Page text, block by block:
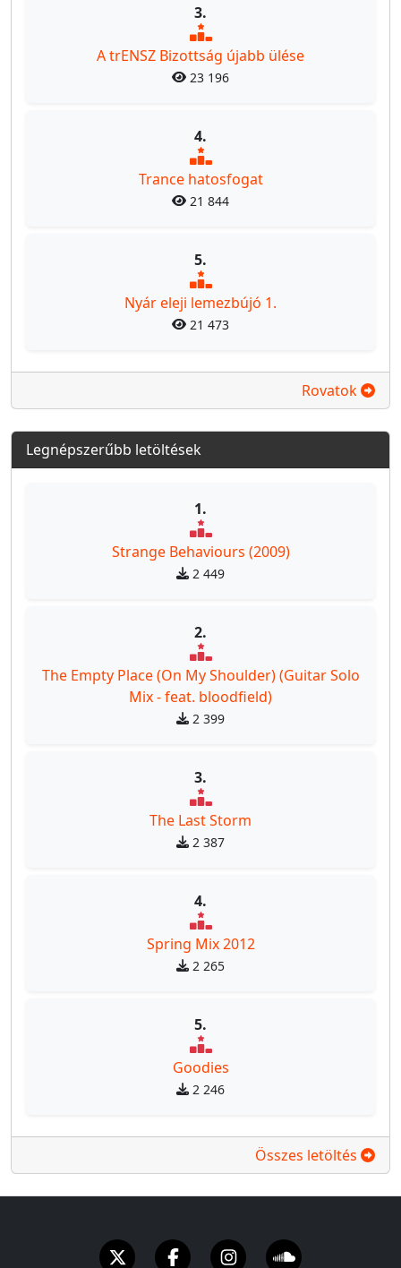
3.
A trENSZ Bizottság újabb ülése
23 196
4.
Trance hatosfogat
21 844
5.
Nyár eleji lemezbújó 1.
21 473
Rovatok
Legnépszerűbb letöltések
1.
Strange Behaviours (2009)
2 449
2.
The Empty Place (On My Shoulder) (Guitar Solo
Mix - feat. bloodfield)
2 399
3.
The Last Storm
2 387
4.
Spring Mix 2012
2 265
5.
Goodies
2 246
Összes letöltés